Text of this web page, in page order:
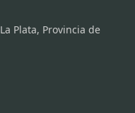
Plata, Provincia de